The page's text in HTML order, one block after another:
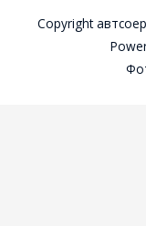
Copyright